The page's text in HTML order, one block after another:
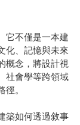
它不僅是一本建
化、記憶與未來
概念，將設計視
社會學等跨領域
。
築如何透過敘事